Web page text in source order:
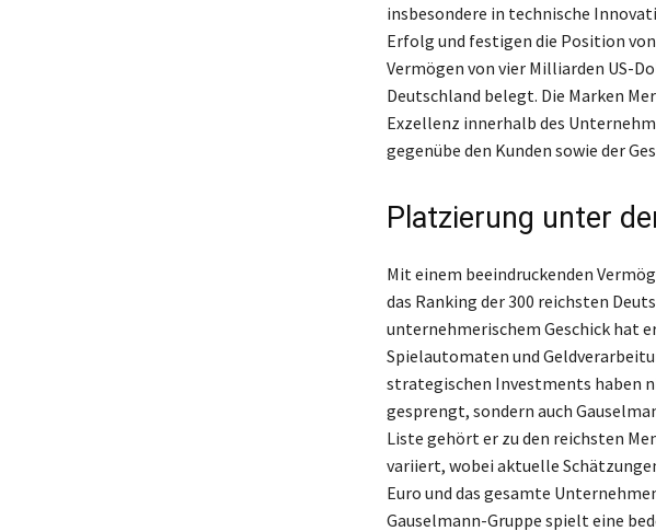
insbesondere in technische
Erfolg und festigen die Position
Vermögen von vier Milliarden US-
Deutschland belegt. Die Marken
Exzellenz innerhalb des
gegenübe den Kunden sowie der
Platzierung unter
Mit einem beeindruckenden
das Ranking der 300 reichsten
unternehmerischem Geschick hat
Spielautomaten und
strategischen Investments haben
gesprengt, sondern auch
Liste gehört er zu den reichsten
variiert, wobei aktuelle
Euro und das gesamte
Gauselmann-Gruppe spielt eine